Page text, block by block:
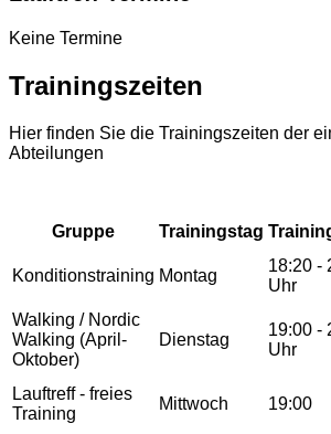
Keine Termine
Trainingszeiten
Hier finden Sie die Trainingszeiten der
Abteilungen
Gruppe Trainingstag
Konditionstraining Montag
18:20 -
Uhr
Walking / Nordic
Walking (April-
Oktober)
Dienstag
19:00 -
Uhr
Lauftreff - freies
Training
Mittwoch 19:00